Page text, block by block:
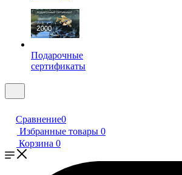
Подарочные
сертификаты
Сравнение0
Избранные товары 0
Корзина 0